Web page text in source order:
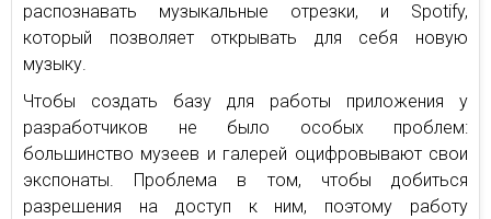
распознавать музыкальные отрезки, и Spotify,
который позволяет открывать для себя новую
музыку.
Чтобы создать базу для работы приложения у
разработчиков не было особых проблем:
большинство музеев и галерей оцифровывают свои
экспонаты. Проблема в том, чтобы добиться
разрешения на доступ к ним, поэтому работу